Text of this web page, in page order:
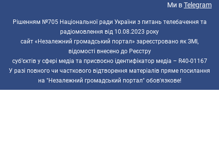
Ми вTelegram
Рішенням №705 Національної ради України з питань телебачення та
радіомовлення від 10.08.2023 року
сайт «Незалежний громадський портал» зареєстровано як ЗМІ,
відомості внесено до Реєстру
суб’єктів у сфері медіа та присвоєно ідентифікатор медіа – R40-01167
У разі повного чи часткового відтворення матеріалів пряме посилання
на "Незалежний громадський портал" обов'язкове!